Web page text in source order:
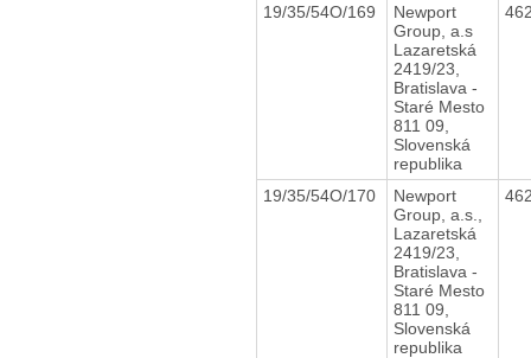
19/35/54O/169
Newport
Group, a.s
Lazaretská
2419/23,
Bratislava -
Staré Mesto
811 09,
Slovenská
republika
19/35/54O/170
Newport
Group, a.s.,
Lazaretská
2419/23,
Bratislava -
Staré Mesto
811 09,
Slovenská
republika